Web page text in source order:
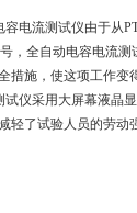
容电流测试仪由于从
，全自动电容电流
措施，使这项工作变
试仪采用大屏幕液晶
轻了试验人员的劳动